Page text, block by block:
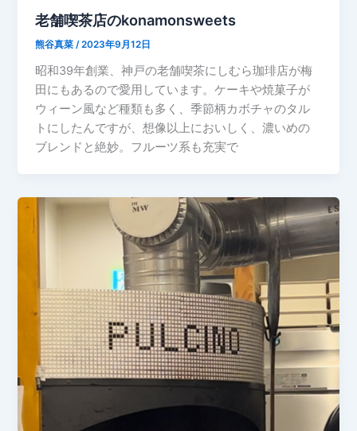
老舗喫茶店のkonamonsweets
熊谷真菜/2023年9月12日
昭和39年創業、神戸の老舗喫茶にしむら珈琲店が梅
田にもあるので愛用しています。ケーキや焼菓子が
ウィーン風など種類も多く、季節柄カボチャのタル
トにしたんですが、想像以上においしく、濃いめの
ブレンドと絶妙。フルーツ系も充実で